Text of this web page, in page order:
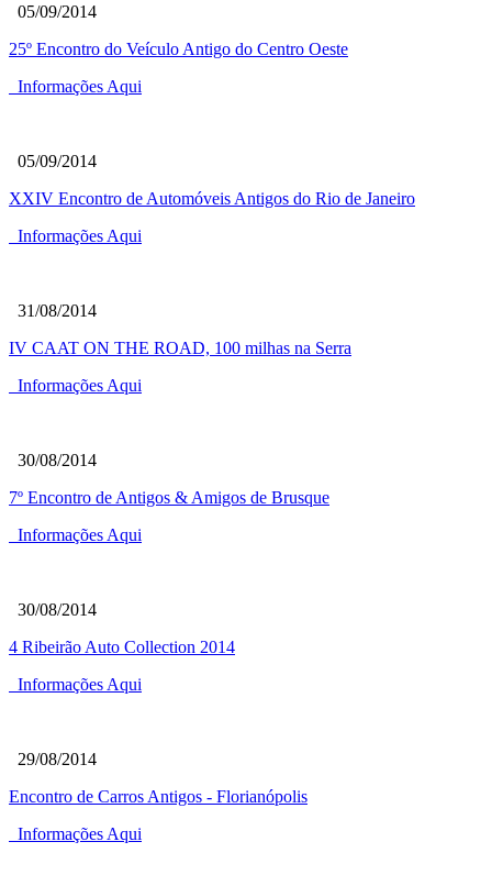
05/09/2014
25º Encontro do Veículo Antigo do Centro Oeste
Informações Aqui
05/09/2014
XXIV Encontro de Automóveis Antigos do Rio de Janeiro
Informações Aqui
31/08/2014
IV CAAT ON THE ROAD, 100 milhas na Serra
Informações Aqui
30/08/2014
7º Encontro de Antigos & Amigos de Brusque
Informações Aqui
30/08/2014
4 Ribeirão Auto Collection 2014
Informações Aqui
29/08/2014
Encontro de Carros Antigos - Florianópolis
Informações Aqui